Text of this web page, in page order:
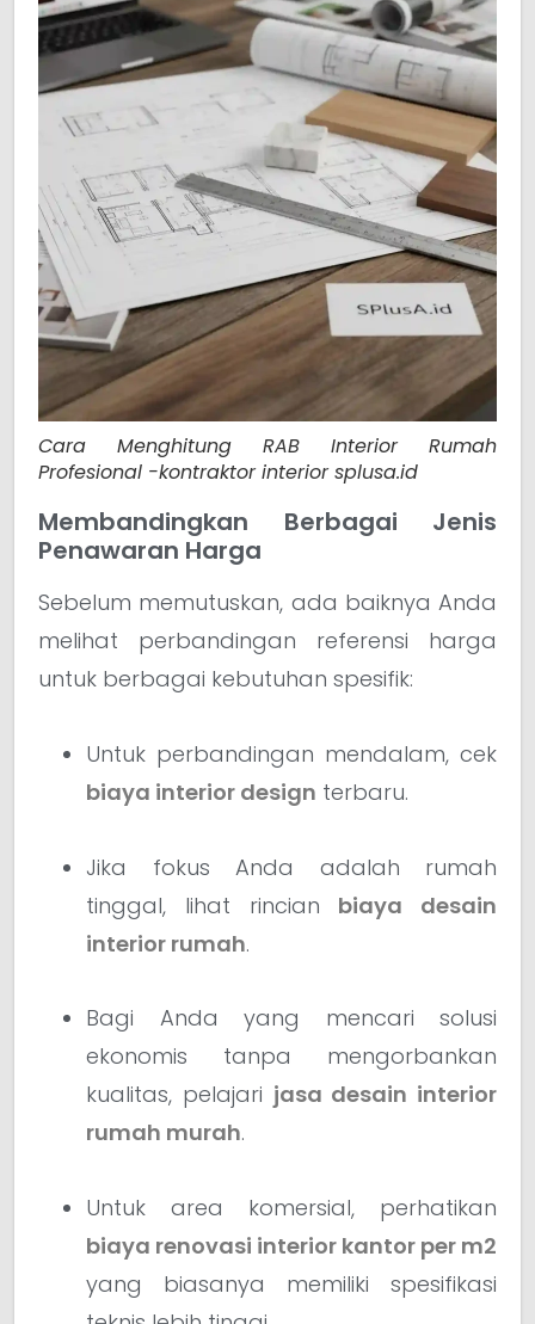
Cara Menghitung RAB Interior Rumah
Profesional -kontraktor interior splusa.id
Membandingkan Berbagai Jenis
Penawaran Harga
Sebelum memutuskan, ada baiknya Anda
melihat perbandingan referensi harga
untuk berbagai kebutuhan spesifik:
Untuk perbandingan mendalam, cek
biaya interior design terbaru.
Jika fokus Anda adalah rumah
tinggal, lihat rincian biaya desain
interior rumah.
Bagi Anda yang mencari solusi
ekonomis tanpa mengorbankan
kualitas, pelajari jasa desain interior
rumah murah.
Untuk area komersial, perhatikan
biaya renovasi interior kantor per m2
yang biasanya memiliki spesifikasi